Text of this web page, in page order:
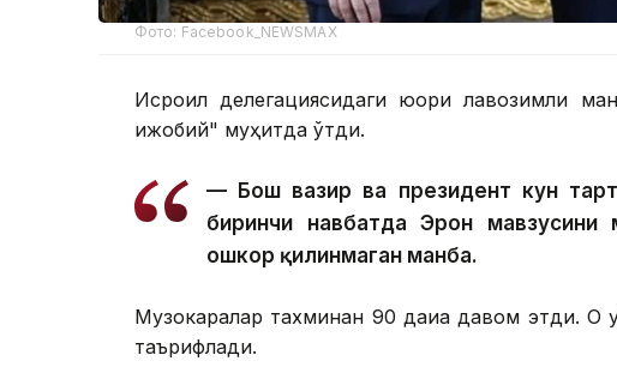
Фото: Facebook_NEWSMAX
Исроил делегациясидаги юқори лавозимли
ижобий" муҳитда ўтди.
— Бош вазир ва президент кун
биринчи навбатда Эрон
ошкор қилинмаган манба.
Музокаралар тахминан 90 дақиқа давом этди.
таърифлади.